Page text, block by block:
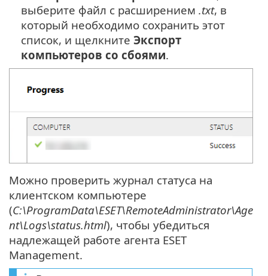
выберите файл с расширением .txt, в
который необходимо сохранить этот
список, и щелкните Экспорт
компьютеров со сбоями.
Можно проверить журнал статуса на
клиентском компьютере
(C:\ProgramData\ESET\RemoteAdministrator\Age
nt\Logs\status.html), чтобы убедиться
надлежащей работе агента ESET
Management.